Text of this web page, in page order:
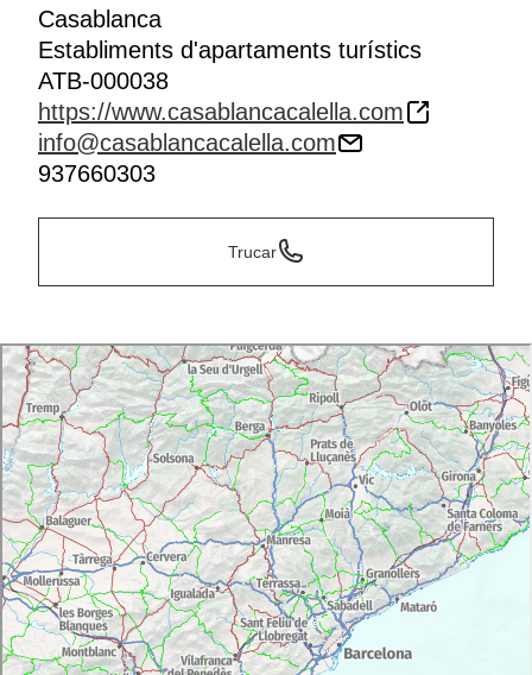
Casablanca
Establiments d'apartaments turístics
ATB-000038
https://www.casablancacalella.com
info@casablancacalella.com
937660303
Trucar